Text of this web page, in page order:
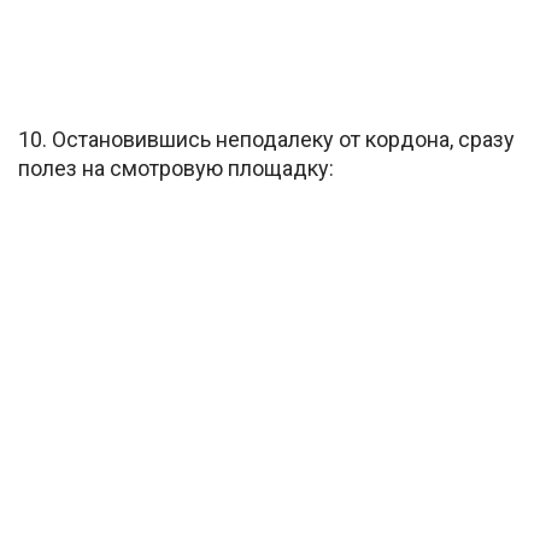
10. Остановившись неподалеку от кордона, сразу
полез на смотровую площадку: